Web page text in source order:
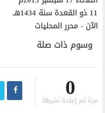
11 ذو القعدة سنة 1434هـ
الآن - محرر المحليات
وسوم ذات صلة
0
مرة تم إعادة نشرها